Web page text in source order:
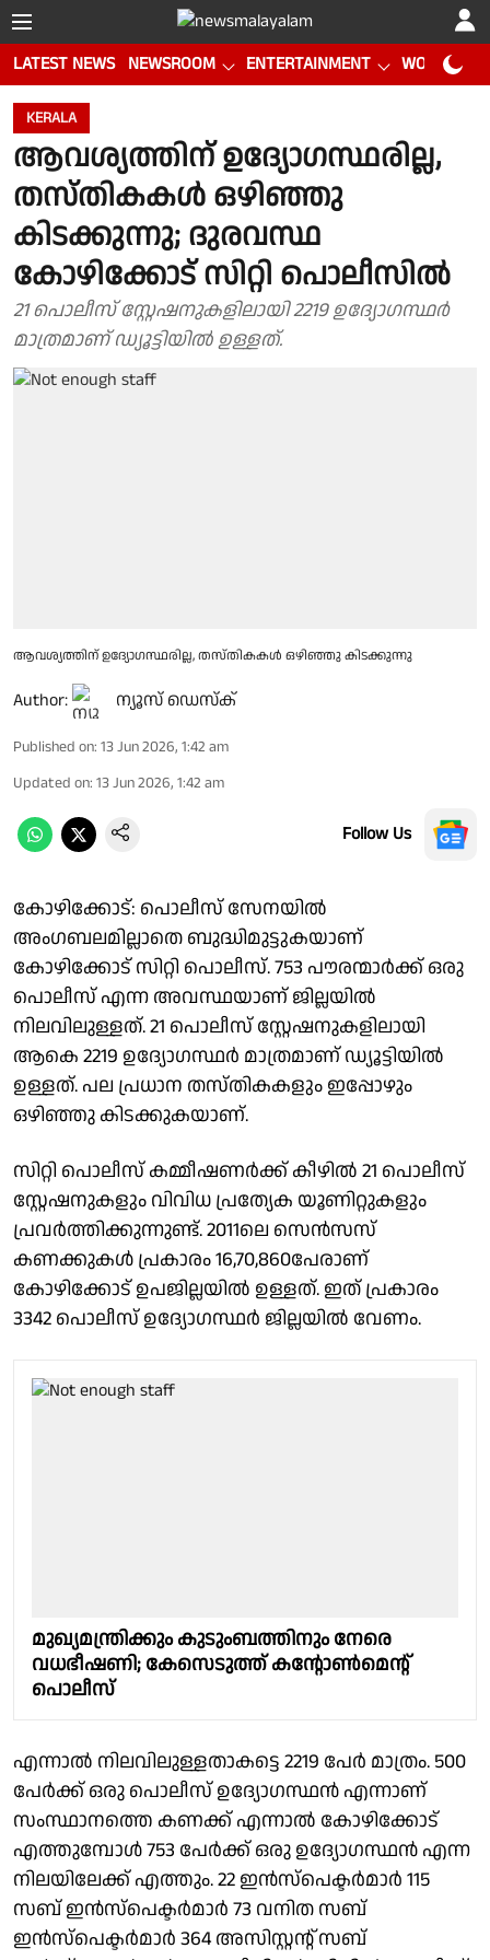
LATEST NEWS NEWSROOM ENTERTAINMENT WORLD CUP
KERALA
ആവശ്യത്തിന് ഉദ്യോഗസ്ഥരില്ല,
തസ്തികകൾ ഒഴിഞ്ഞു
കിടക്കുന്നു; ദുരവസ്ഥ
കോഴിക്കോട് സിറ്റി പൊലീസിൽ
21 പൊലീസ് സ്റ്റേഷനുകളിലായി 2219 ഉദ്യോഗസ്ഥർ
മാത്രമാണ് ഡ്യൂട്ടിയിൽ ഉള്ളത്.
ആവശ്യത്തിന് ഉദ്യോഗസ്ഥരില്ല, തസ്തികകൾ ഒഴിഞ്ഞു കിടക്കുന്നു
Author: ന്യൂസ് ഡെസ്ക്
Published on: 13 Jun 2026, 1:42 am
Updated on: 13 Jun 2026, 1:42 am
Follow Us
കോഴിക്കോട്: പൊലീസ് സേനയിൽ
അംഗബലമില്ലാതെ ബുദ്ധിമുട്ടുകയാണ്
കോഴിക്കോട് സിറ്റി പൊലീസ്. 753 പൗരന്മാർക്ക് ഒരു
പൊലീസ് എന്ന അവസ്ഥയാണ് ജില്ലയിൽ
നിലവിലുള്ളത്. 21 പൊലീസ് സ്റ്റേഷനുകളിലായി
ആകെ 2219 ഉദ്യോഗസ്ഥർ മാത്രമാണ് ഡ്യൂട്ടിയിൽ
ഉള്ളത്. പല പ്രധാന തസ്തികകളും ഇപ്പോഴും
ഒഴിഞ്ഞു കിടക്കുകയാണ്.
സിറ്റി പൊലീസ് കമ്മീഷണർക്ക് കീഴിൽ 21 പൊലീസ്
സ്റ്റേഷനുകളും വിവിധ പ്രത്യേക യൂണിറ്റുകളും
പ്രവർത്തിക്കുന്നുണ്ട്. 2011ലെ സെൻസസ്
കണക്കുകൾ പ്രകാരം 16,70,860പേരാണ്
കോഴിക്കോട് ഉപജില്ലയിൽ ഉള്ളത്. ഇത് പ്രകാരം
3342 പൊലീസ് ഉദ്യോഗസ്ഥർ ജില്ലയിൽ വേണം.
മുഖ്യമന്ത്രിക്കും കുടുംബത്തിനും നേരെ
വധഭീഷണി; കേസെടുത്ത് കൻ്റോൺമെൻ്റ്
പൊലീസ്
എന്നാൽ നിലവിലുള്ളതാകട്ടെ 2219 പേർ മാത്രം. 500
പേർക്ക് ഒരു പൊലീസ് ഉദ്യോഗസ്ഥൻ എന്നാണ്
സംസ്ഥാനത്തെ കണക്ക് എന്നാൽ കോഴിക്കോട്
എത്തുമ്പോൾ 753 പേർക്ക് ഒരു ഉദ്യോഗസ്ഥൻ എന്ന
നിലയിലേക്ക് എത്തും. 22 ഇൻസ്പെക്ടർമാർ 115
സബ് ഇൻസ്പെക്ടർമാർ 73 വനിത സബ്
ഇൻസ്പെക്ടർമാർ 364 അസിസ്റ്റൻ്റ് സബ്